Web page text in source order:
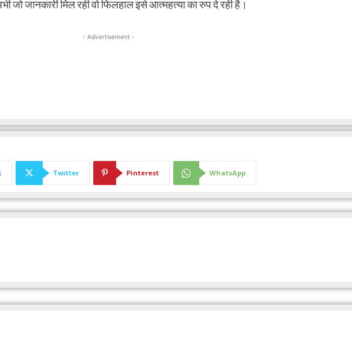
जो जानकारी मिल रही वो फिलहाल इसे आत्महत्या का रुप दे रही है।
- Advertisement -
Twitter Pinterest WhatsApp